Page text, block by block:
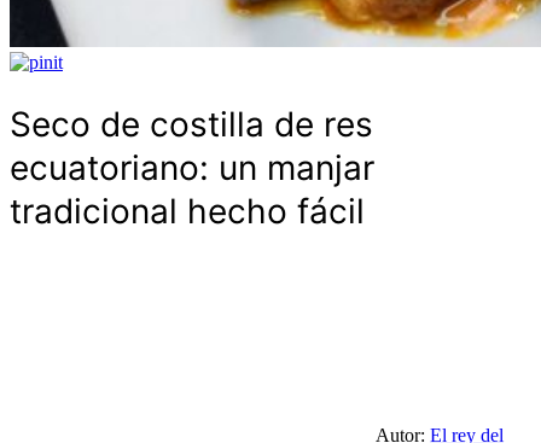
Seco de costilla de res
ecuatoriano: un manjar
tradicional hecho fácil
Autor: El rey del